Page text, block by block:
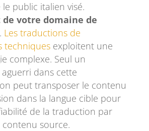
public italien visé.
votre domaine de
. Les traductions de
techniquesexploitent une
complexe. Seul un
dans cette
peut transposer le contenu
dans la langue cible pour
de la traduction par
source.